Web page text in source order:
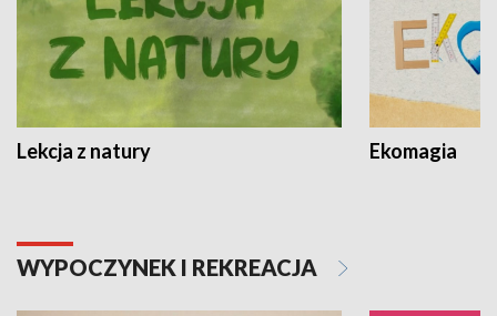
Lekcja z natury Ekomagia
WYPOCZYNEK I REKREACJA